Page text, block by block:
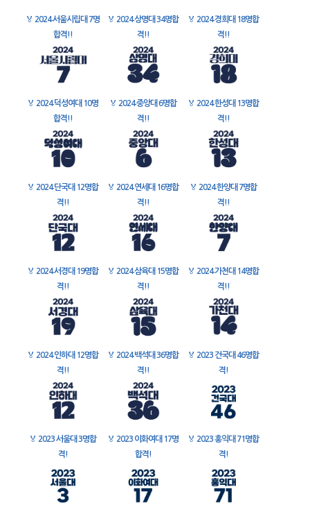
🏅 2024 서울시립대 7명
합격!!
🏅 2024 상명대 34명합
격!!
🏅 2024 경희대 18명합
격!!
🏅 2024 덕성여대 10명
합격!!
🏅 2024 중앙대 6명합
격!!
🏅 2024 한성대 13명합
격!!
🏅 2024 단국대 12명합
격!!
🏅 2024 연세대 16명합
격!!
🏅 2024 한양대 7명합
격!!
🏅 2024 서경대 19명합
격!!
🏅 2024 삼육대 15명합
격!!
🏅 2024 가천대 14명합
격!!
🏅 2024 인하대 12명합
격!!
🏅 2024 백석대 36명합
격!!
🏅 2023 건국대 46명합
격!
🏅 2023 서울대 3명합
격!
🏅 2023 이화여대 17명
합격!
🏅 2023 홍익대 71명합
격!